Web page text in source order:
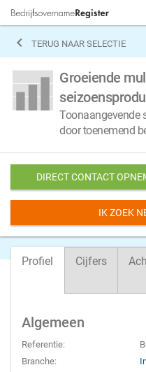
 TERUG NAAR SELECTIE
Groeiende
Toonaangevende
door toenemend
DIRECT CONTACT
IK ZOEK
Profiel Cijfers
Algemeen
Referentie:
Branche: